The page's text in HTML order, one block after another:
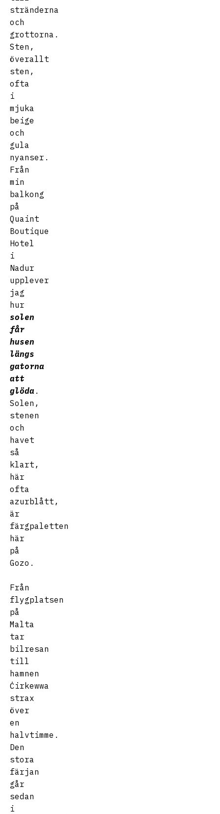
stränderna
och
grottorna.
Sten,
överallt
sten,
ofta
i
mjuka
beige
och
gula
nyanser.
Från
min
balkong
på
Quaint
Boutique
Hotel
i
Nadur
upplever
jag
hur
solen
får
husen
längs
gatorna
att
glöda .
Solen,
stenen
och
havet
så
klart,
här
ofta
azurblått,
är
färgpaletten
här
på
Gozo.
Från
flygplatsen
på
Malta
tar
bilresan
till
hamnen
Ċirkewwa
strax
över
en
halvtimme.
Den
stora
färjan
går
sedan
i